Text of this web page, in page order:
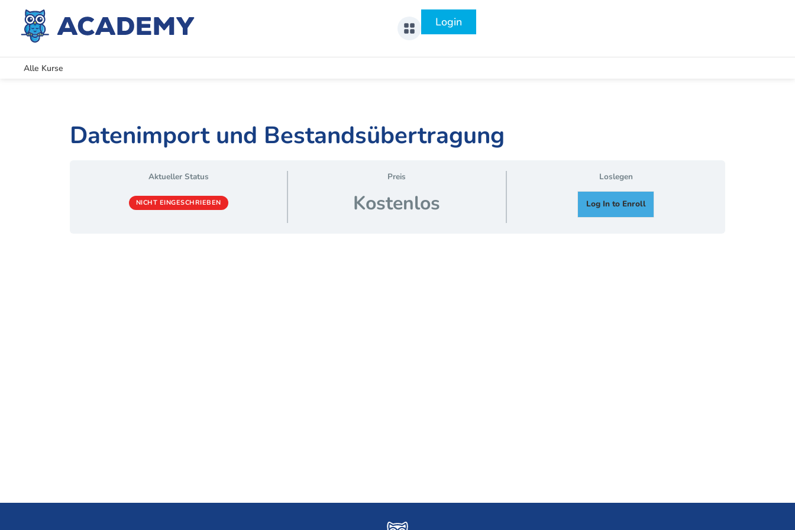
Login
Alle Kurse
Datenimport und Bestandsübertragung
Aktueller Status
NICHT EINGESCHRIEBEN
Preis
Kostenlos
Loslegen
Log In to Enroll